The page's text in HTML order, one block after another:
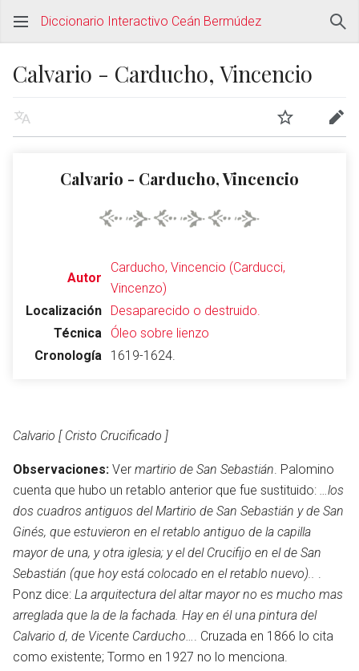
Abrir menú principal
Diccionario Interactivo Ceán Bermúdez
Calvario - Carducho, Vincencio
Leer Vigilar
Calvario - Carducho, Vincencio
Autor
Carducho, Vincencio (Carducci,
Vincenzo)
Localización
Desaparecido o destruido.
Técnica
Óleo sobre lienzo
Cronología
1619-1624.
Calvario [ Cristo Crucificado ]
Observaciones: Ver martirio de San Sebastián. Palomino
cuenta que hubo un retablo anterior que fue sustituido: …los
dos cuadros antiguos del Martirio de San Sebastián y de San
Ginés, que estuvieron en el retablo antiguo de la capilla
mayor de una, y otra iglesia; y el del Crucifijo en el de San
Sebastián (que hoy está colocado en el retablo nuevo).. .
Ponz dice: La arquitectura del altar mayor no es mucho mas
arreglada que la de la fachada. Hay en él una pintura del
Calvario d, de Vicente Carducho…. Cruzada en 1866 lo cita
como existente; Tormo en 1927 no lo menciona.